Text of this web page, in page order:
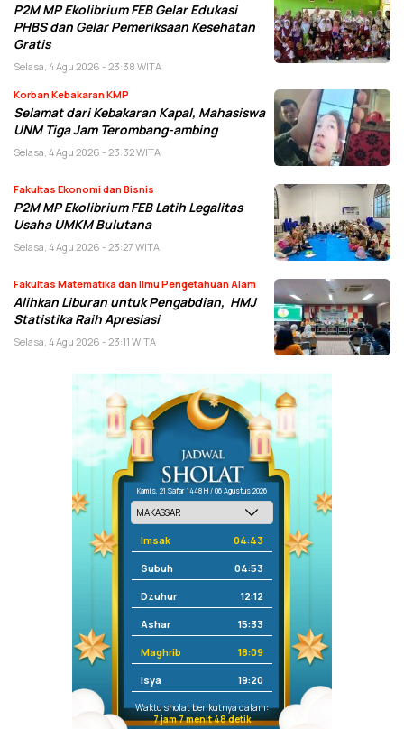
P2M MP Ekolibrium FEB Gelar Edukasi
PHBS dan Gelar Pemeriksaan Kesehatan
Gratis
Selasa, 4 Agu 2026 - 23:38 WITA
Korban Kebakaran KMP
Selamat dari Kebakaran Kapal, Mahasiswa
UNM Tiga Jam Terombang-ambing
Selasa, 4 Agu 2026 - 23:32 WITA
Fakultas Ekonomi dan Bisnis
P2M MP Ekolibrium FEB Latih Legalitas
Usaha UMKM Bulutana
Selasa, 4 Agu 2026 - 23:27 WITA
Fakultas Matematika dan Ilmu Pengetahuan Alam
Alihkan Liburan untuk Pengabdian, HMJ
Statistika Raih Apresiasi
Selasa, 4 Agu 2026 - 23:11 WITA
Kamis, 21 Safar 1448 H / 06 Agustus 2026
Imsak 04:43
Subuh 04:53
Dzuhur 12:12
Ashar 15:33
Maghrib 18:09
Isya 19:20
Waktu sholat berikutnya dalam:
7 jam 7 menit 47 detik